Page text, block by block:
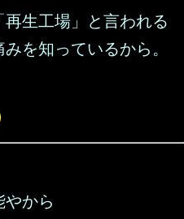
再生工場」と言われる
を知っているから。
から